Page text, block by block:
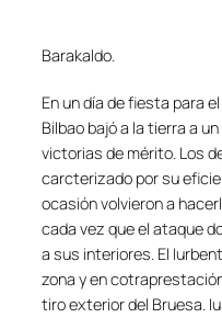
Barakaldo.
En un día de fiesta para
Bilbao bajó a la tierra a
victorias de mérito. Los
carcterizado por su
ocasión volvieron a
cada vez que el ataque
a sus interiores. El
zona y en
tiro exterior del Bruesa.